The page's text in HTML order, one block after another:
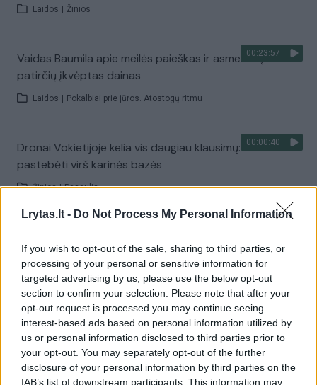
Lrytas.lt - Do Not Process My Personal Information
If you wish to opt-out of the sale, sharing to third parties, or
processing of your personal or sensitive information for
targeted advertising by us, please use the below opt-out
section to confirm your selection. Please note that after your
opt-out request is processed you may continue seeing
interest-based ads based on personal information utilized by
us or personal information disclosed to third parties prior to
your opt-out. You may separately opt-out of the further
disclosure of your personal information by third parties on the
IAB’s list of downstream participants. This information may
Laidos Žinios
00:23:57
Vaidas Baumila apie meilės paieškas ir asmeninių
patirčių įkvėptas dainas
Laidos Pokalbiai prie jūros. Atostogų ritmu
00:00:40
Dronai Vokietijoje kelia vis daugiau klausimų: du
pastebėti virš karinės bazės
Žinios | Pasaulis
Žiūrimiausi įrašai
00:00:30
Vaizdai iš tragiškos avarijos Vilniaus r.: dviejų moterų ir
vaiko gyvybių išgelbėti nepavyko